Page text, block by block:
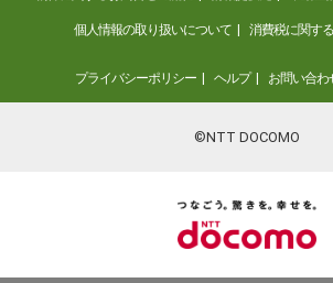
個人情報の取り扱いについて 消費税に関す
プライバシーポリシー ヘルプ お問い合わ
©NTT DOCOMO